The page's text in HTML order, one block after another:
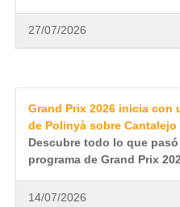
27/07/2026
Grand Prix 2026 inicia con
de Polinyà sobre Cantalejo
Descubre todo lo que
programa de Grand Prix
14/07/2026